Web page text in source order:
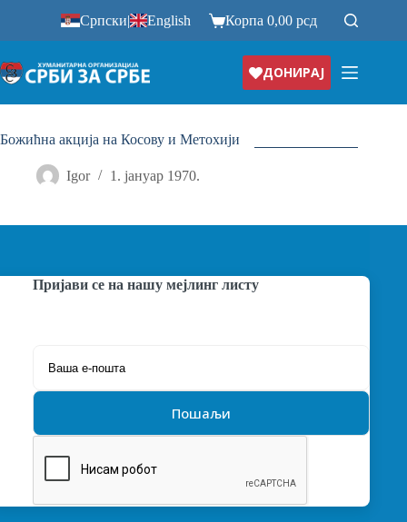
Српски| English Корпа0,00рсд
ДОНИРАЈ
Божићна акција на Косову и Метохији
Igor 1. јануар 1970.
Пријави се на нашу мејлинг листу